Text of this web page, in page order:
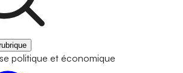
politique et économique